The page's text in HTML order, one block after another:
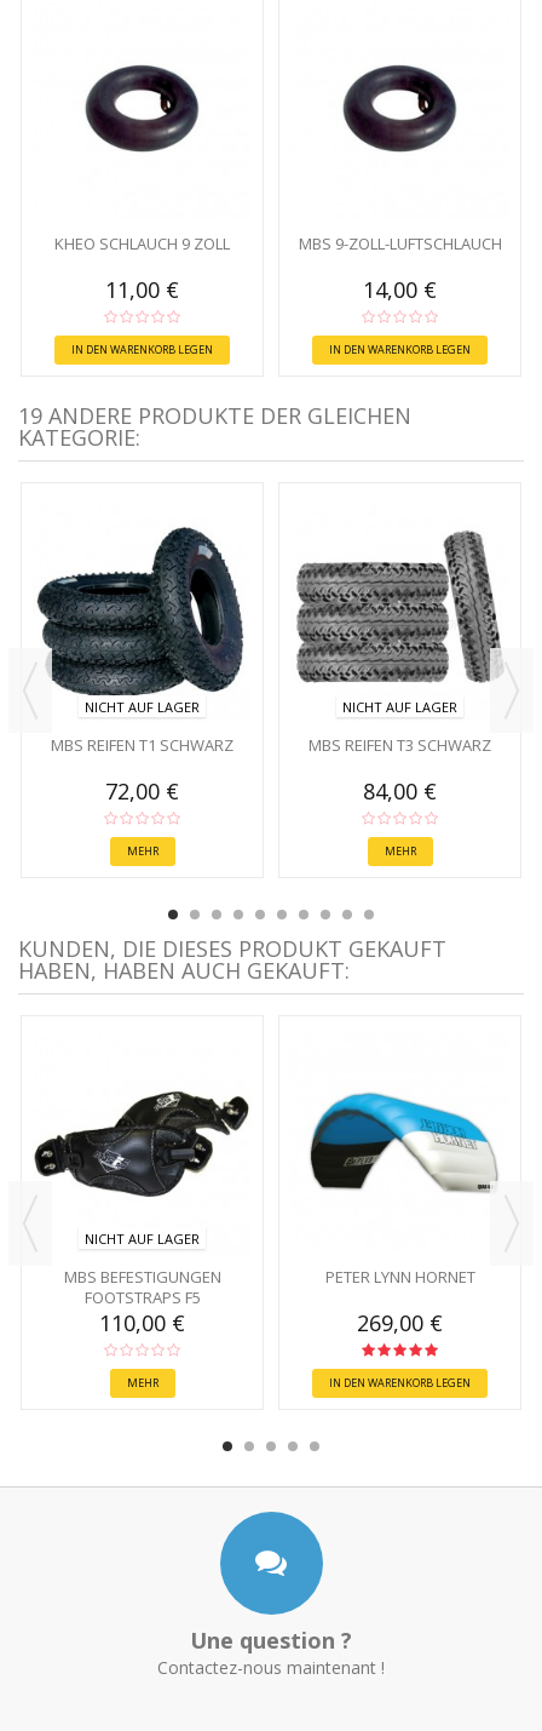
KHEO SCHLAUCH 9 ZOLL
11,00 €
IN DEN WARENKORB LEGEN
MBS 9-ZOLL-LUFTSCHLAUCH
14,00 €
IN DEN WARENKORB LEGEN
19 ANDERE PRODUKTE DER GLEICHEN
KATEGORIE:
NICHT AUF LAGER
MBS REIFEN T1 SCHWARZ
72,00 €
MEHR
NICHT AUF LAGER
MBS REIFEN T3 SCHWARZ
84,00 €
MEHR
KUNDEN, DIE DIESES PRODUKT GEKAUFT
HABEN, HABEN AUCH GEKAUFT:
NICHT AUF LAGER
MBS BEFESTIGUNGEN
FOOTSTRAPS F5
110,00 €
MEHR
PETER LYNN HORNET
269,00 €
IN DEN WARENKORB LEGEN
Une question ?
Contactez-nous maintenant !